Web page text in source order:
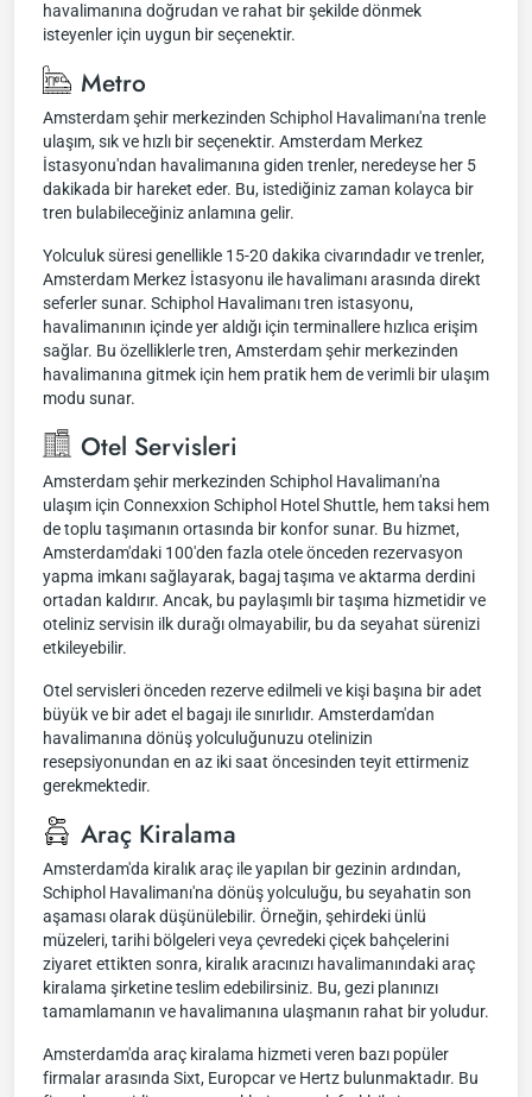
havalimanına doğrudan ve rahat bir şekilde dönmek
isteyenler için uygun bir seçenektir.
Metro
Amsterdam şehir merkezinden Schiphol Havalimanı'na trenle
ulaşım, sık ve hızlı bir seçenektir. Amsterdam Merkez
İstasyonu'ndan havalimanına giden trenler, neredeyse her 5
dakikada bir hareket eder. Bu, istediğiniz zaman kolayca bir
tren bulabileceğiniz anlamına gelir.
Yolculuk süresi genellikle 15-20 dakika civarındadır ve trenler,
Amsterdam Merkez İstasyonu ile havalimanı arasında direkt
seferler sunar. Schiphol Havalimanı tren istasyonu,
havalimanının içinde yer aldığı için terminallere hızlıca erişim
sağlar. Bu özelliklerle tren, Amsterdam şehir merkezinden
havalimanına gitmek için hem pratik hem de verimli bir ulaşım
modu sunar.
Otel Servisleri
Amsterdam şehir merkezinden Schiphol Havalimanı'na
ulaşım için Connexxion Schiphol Hotel Shuttle, hem taksi hem
de toplu taşımanın ortasında bir konfor sunar. Bu hizmet,
Amsterdam'daki 100'den fazla otele önceden rezervasyon
yapma imkanı sağlayarak, bagaj taşıma ve aktarma derdini
ortadan kaldırır. Ancak, bu paylaşımlı bir taşıma hizmetidir ve
oteliniz servisin ilk durağı olmayabilir, bu da seyahat sürenizi
etkileyebilir.
Otel servisleri önceden rezerve edilmeli ve kişi başına bir adet
büyük ve bir adet el bagajı ile sınırlıdır. Amsterdam'dan
havalimanına dönüş yolculuğunuzu otelinizin
resepsiyonundan en az iki saat öncesinden teyit ettirmeniz
gerekmektedir.
Araç Kiralama
Amsterdam'da kiralık araç ile yapılan bir gezinin ardından,
Schiphol Havalimanı'na dönüş yolculuğu, bu seyahatin son
aşaması olarak düşünülebilir. Örneğin, şehirdeki ünlü
müzeleri, tarihi bölgeleri veya çevredeki çiçek bahçelerini
ziyaret ettikten sonra, kiralık aracınızı havalimanındaki araç
kiralama şirketine teslim edebilirsiniz. Bu, gezi planınızı
tamamlamanın ve havalimanına ulaşmanın rahat bir yoludur.
Amsterdam'da araç kiralama hizmeti veren bazı popüler
firmalar arasında Sixt, Europcar ve Hertz bulunmaktadır. Bu